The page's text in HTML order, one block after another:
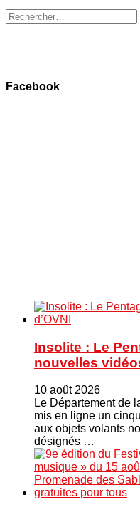
Rechercher :
Facebook
Insolite : Le
nouvelles
10 août 2026
Le Département de
mis en ligne un
aux objets volants
désignés …